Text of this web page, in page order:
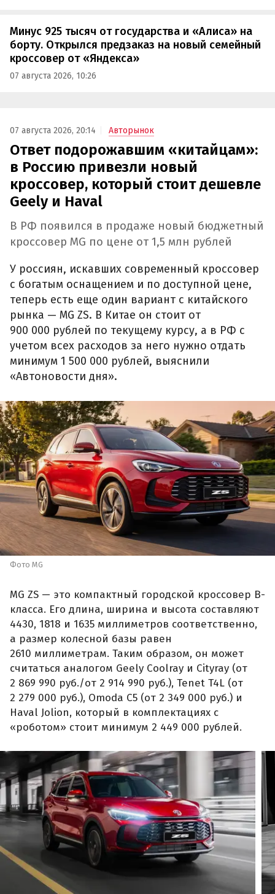
Минус 925 тысяч от государства и «Алиса» на
борту. Открылся предзаказ на новый семейный
кроссовер от «Яндекса»
07 августа 2026, 10:26
07 августа 2026, 20:14 Авторынок
Ответ подорожавшим «китайцам»:
в Россию привезли новый
кроссовер, который стоит дешевле
Geely и Haval
В РФ появился в продаже новый бюджетный
кроссовер MG по цене от 1,5 млн рублей
У россиян, искавших современный кроссовер
с богатым оснащением и по доступной цене,
теперь есть еще один вариант с китайского
рынка — MG ZS. В Китае он стоит от
900 000 рублей по текущему курсу, а в РФ с
учетом всех расходов за него нужно отдать
минимум 1 500 000 рублей, выяснили
«Автоновости дня».
Фото MG
MG ZS — это компактный городской кроссовер B-
класса. Его длина, ширина и высота составляют
4430, 1818 и 1635 миллиметров соответственно,
а размер колесной базы равен
2610 миллиметрам. Таким образом, он может
считаться аналогом Geely Coolray и Cityray (от
2 869 990 руб./от 2 914 990 руб.), Tenet T4L (от
2 279 000 руб.), Omoda C5 (от 2 349 000 руб.) и
Haval Jolion, который в комплектациях с
«роботом» стоит минимум 2 449 000 рублей.